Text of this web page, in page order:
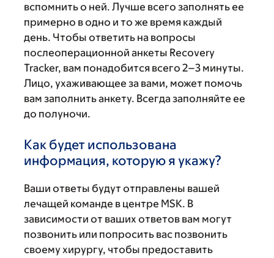
вспомнить о ней. Лучше всего заполнять ее
примерно в одно и то же время каждый
день. Чтобы ответить на вопросы
послеоперационной анкеты Recovery
Tracker, вам понадобится всего 2–3 минуты.
Лицо, ухаживающее за вами, может помочь
вам заполнить анкету. Всегда заполняйте ее
до полуночи.
Как будет использована
информация, которую я укажу?
Ваши ответы будут отправлены вашей
лечащей команде в центре MSK. В
зависимости от ваших ответов вам могут
позвонить или попросить вас позвонить
своему хирургу, чтобы предоставить